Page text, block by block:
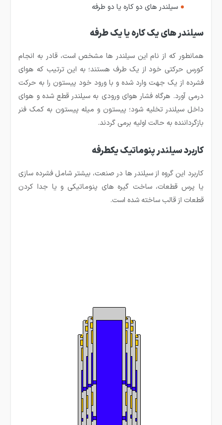
سیلندر های دو کاره یا دو طرفه
سیلندر های یک کاره یا یک طرفه
همانطور که از نام این سیلندر ها مشخص است، قادر به انجام
کورس حرکتی خود از یک طرف هستند؛ به این ترتیب که هوای
فشرده از یک جهت وارد شده و با ورود خود پیستون را به حرکت
درمی آورد. هرگاه فشار هوای ورودی به سیلندر قطع شده و هوای
داخل سیلندر تخلیه شود؛ پیستون و میله پیستون به کمک فنر
بازگرداننده به حالت اولیه برمی گردند.
کاربرد سیلندر پنوماتیک یکطرفه
کاربرد این گروه از سیلندر ها در صنعت، بیشتر شامل فشرده سازی
یا پرس قطعات، ساخت گیره های پنوماتیکی و یا جدا کردن
قطعات از قالب ساخته شده است.